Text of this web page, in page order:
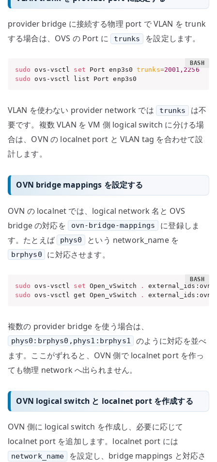
provider bridge に接続する物理 port で VLAN を trunk
する場合は、OVS の Port に
trunks を設定します。
sudo ovs-vsctl set Port enp3s0 trunks=2001,2256
sudo ovs-vsctl list Port enp3s0
VLAN を使わない provider network では trunks
は不
要です。複数 VLAN を VM 側 logical switch に分ける場
合は、OVN の localnet port と VLAN tag を合わせて設
計します。
OVN bridge mappings を設定する
OVN の localnet では、logical network 名と OVS
bridge の対応を
ovn-bridge-mappings
に登録しま
す。たとえば
phys0 という network_name を
brphys0 に対応させます。
sudo ovs-vsctl set Open_vSwitch .
external_ids:ovn-
sudo ovs-vsctl get Open_vSwitch . external_ids:ovn-
複数の provider bridge を使う場合は、
phys0:brphys0,phys1:brphys1
のように対応を並べ
ます。ここがずれると、OVN 側で localnet port を作っ
ても物理 network へ出られません。
OVN logical switch と localnet port を作成する
OVN 側に logical switch を作成し、必要に応じて
localnet port を追加します。localnet port には
network_name
を設定し、bridge mappings と対応さ